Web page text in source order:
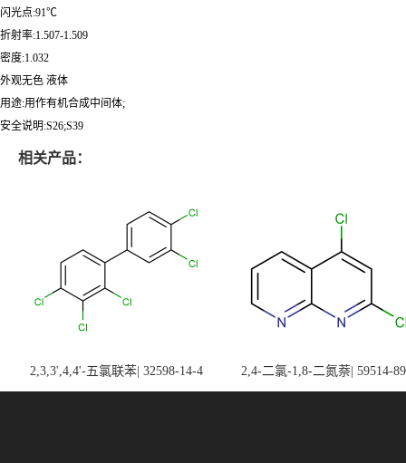
闪光点:91℃
折射率:1.507-1.509
密度:1.032
外观无色 液体
用途:用作有机合成中间体;
安全说明:S26;S39
相关产品：
2,3,3',4,4'-五氯联苯| 32598-14-4 2,4-二氯-1,8-二氮萘| 59514-